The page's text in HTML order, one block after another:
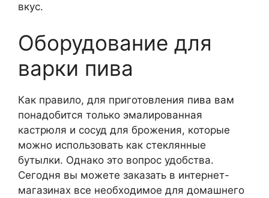
вкус.
Оборудование для
варки пива
Как правило, для приготовления пива вам
понадобится только эмалированная
кастрюля и сосуд для брожения, которые
можно использовать как стеклянные
бутылки. Однако это вопрос удобства.
Сегодня вы можете заказать в интернет-
магазинах все необходимое для домашнего